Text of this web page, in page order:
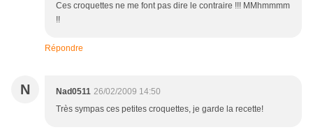
Ces croquettes ne me font pas dire le contraire !!! MMhmmmm
!!
Répondre
N Nad0511 26/02/2009 14:50
Très sympas ces petites croquettes, je garde la recette!